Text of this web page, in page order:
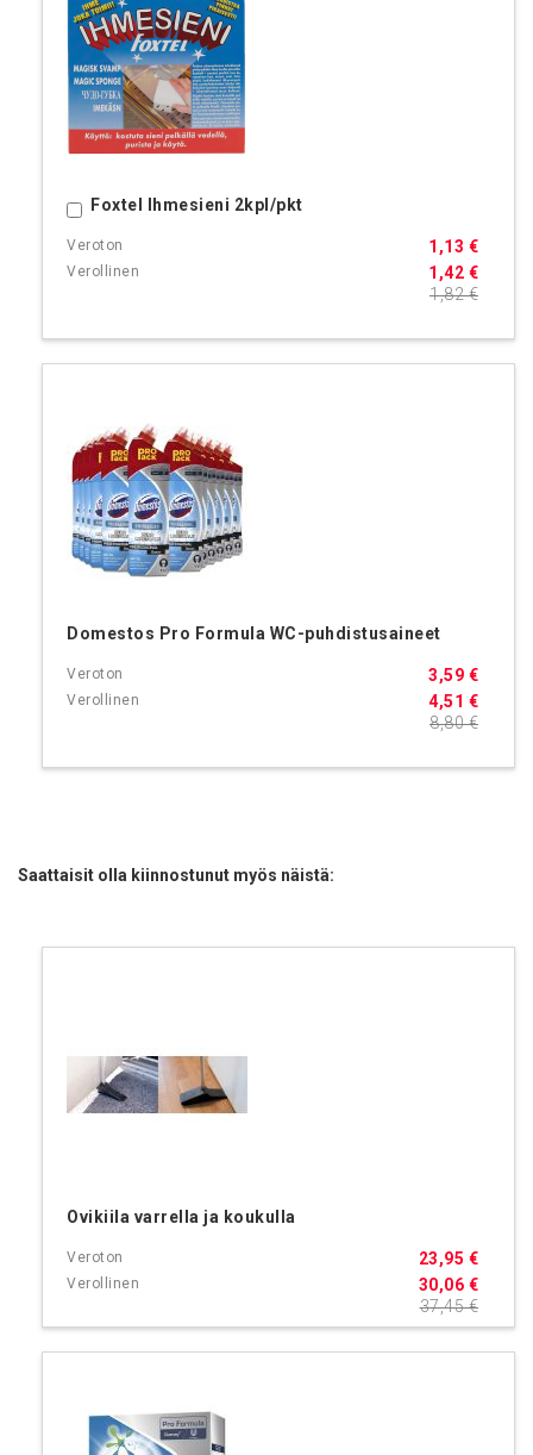
Foxtel Ihmesieni 2kpl/pkt
1,42 €
1,13 €
1,82 €
Ostoskoriin
Domestos Pro Formula WC-puhdistusaineet
4,51 €
3,59 €
8,80 €
Saattaisit olla kiinnostunut myös näistä:
Ovikiila varrella ja koukulla
30,06 €
23,95 €
37,45 €